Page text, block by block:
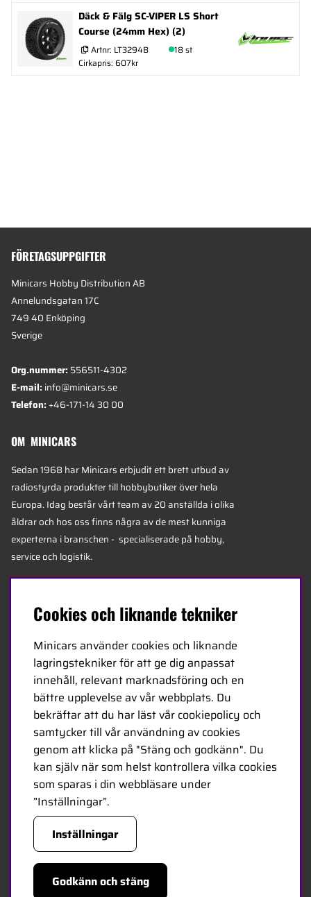
Däck & Fälg SC-VIPER LS Short
Course (24mm Hex) (2)
Artnr: LT3294B
18 st
Cirkapris: 607kr
FÖRETAGSUPPGIFTER
Minicars Hobby Distribution AB
Annelundsgatan 17C
749 40 Enköping
Sverige
Org.nummer:556511-4302
E-mail:info@minicars.se
Telefon:+46-171-14 30 00
OM MINICARS
Sedan 1968 har Minicars erbjudit ett brett utbud av
radiostyrda produkter till hobbybutiker över hela
Europa. Idag består vårt team av 20 anställda i olika
åldrar och hos oss finns några av de mest kunniga
experterna i branschen - specialiserade på hobby,
service och logistik.
strategiskt placerat längs E18 mellan Stockholm och
MINICARS.SE
Svenska
Kontakta oss
Bli återförsäljare
Bli leverantör
Jobba hos oss
FÖLJ OSS
Facebook
Cookies och liknande tekniker
Minicars använder cookies och liknande
lagringstekniker för att ge dig anpassat
innehåll, relevant marknadsföring och en
bättre upplevelse av vår webbplats. Du
bekräftar att du har läst vår cookiepolicy och
samtycker till vår användning av cookies
genom att klicka på "Stäng och godkänn". Du
kan själv när som helst kontrollera vilka cookies
som sparas i din webbläsare under
”Inställningar”.
Inställningar
Godkänn och stäng